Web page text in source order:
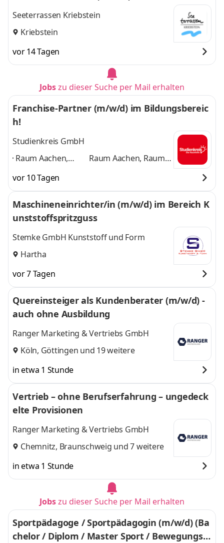
Seeterrassen Kriebstein
Kriebstein
vor 14 Tagen
Jobszu dieser Suche per Mail erhalten
Franchise-Partner (m/w/d) im Bildungsbereic
h!
Studienkreis GmbH
Raum Aachen,
Döbeln, Mittweida,
Starnberg,
Ortenau, Raum
Minden, Raum
Raum Aachen, Raum
Ortenau, Raum
Minden, Raum
Saarbrücken
vor 10 Tagen
Maschineneinrichter/in (m/w/d) im Bereich K
unststoffspritzguss
Stemke GmbH Kunststoff und Form
Hartha
vor 7 Tagen
Quereinsteiger als Kundenberater (m/w/d) -
auch ohne Ausbildung
Ranger Marketing & Vertriebs GmbH
Köln, Göttingen und 19 weitere
in etwa 1 Stunde
Vertrieb – ohne Berufserfahrung – ungedeck
elte Provisionen
Ranger Marketing & Vertriebs GmbH
Chemnitz, Braunschweig und 7 weitere
in etwa 1 Stunde
Jobszu dieser Suche per Mail erhalten
Sportpädagoge / Sportpädagogin (m/w/d) (Ba
chelor / Diplom / Master Sport / Bewegungsp